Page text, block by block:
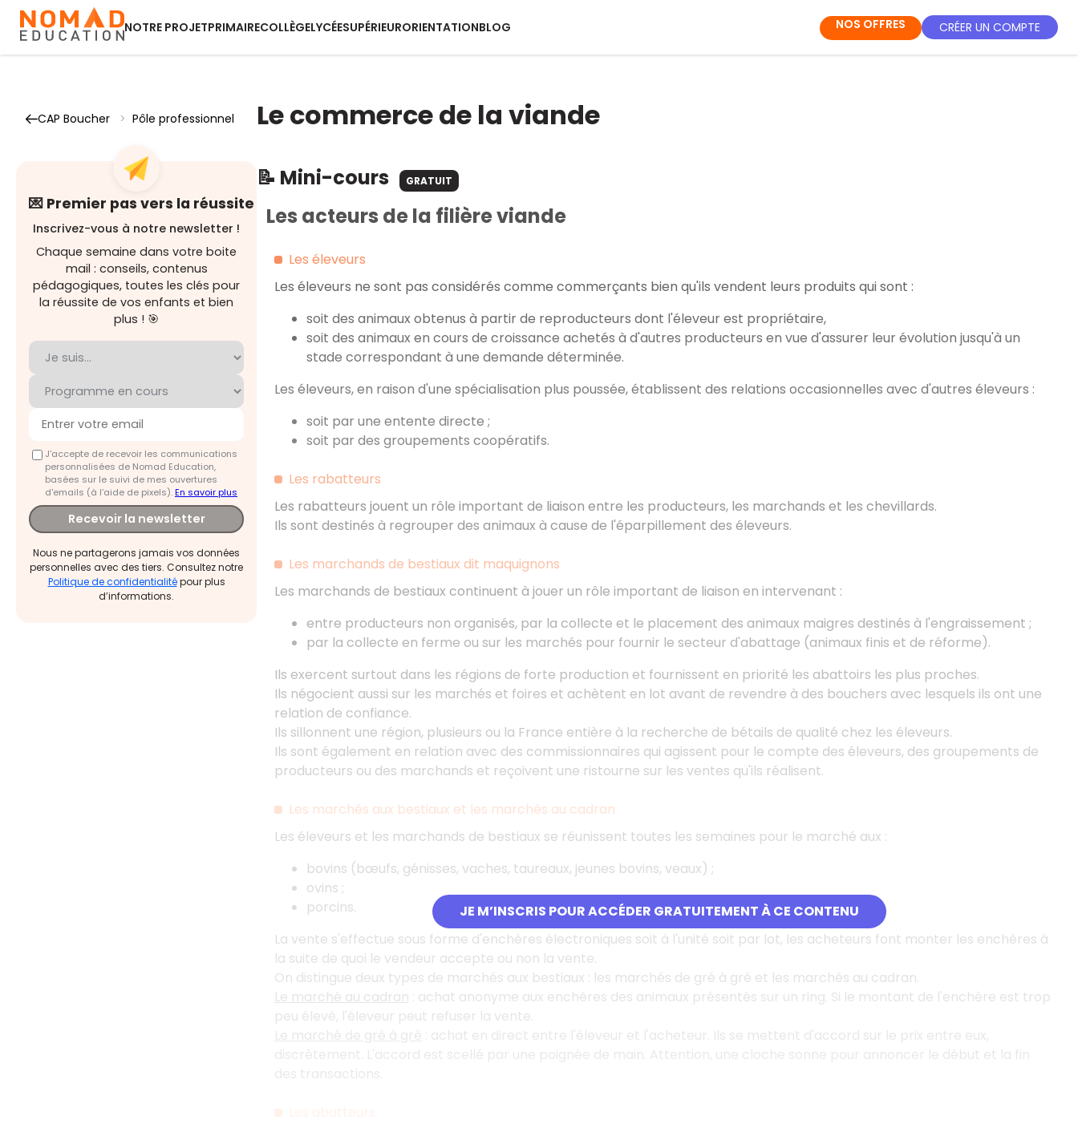
NOTRE PROJETPRIMAIRECOLLÈGELYCÉESUPÉRIEURORIENTATIONBLOG NOS OFFRES CRÉER UN COMPTE
CAP Boucher > Pôle professionnel
💌 Premier pas vers la réussite
Inscrivez-vous à notre newsletter !
Chaque semaine dans votre boite
mail : conseils, contenus
pédagogiques, toutes les clés pour
la réussite de vos enfants et bien
plus ! 🎯
J'accepte de recevoir les communications
personnalisées de Nomad Education,
basées sur le suivi de mes ouvertures
d'emails (à l’aide de pixels).En savoir plus
Recevoir la newsletter
Nous ne partagerons jamais vos données
personnelles avec des tiers. Consultez notre
Politique de confidentialitépour plus
d’informations.
Le commerce de la viande
📝 Mini-cours GRATUIT
JE M’INSCRIS POUR ACCÉDER GRATUITEMENT À CE CONTENU
Les acteurs de la filière viande
Les éleveurs
Les éleveurs ne sont pas considérés comme commerçants bien qu'ils vendent leurs produits qui sont :
soit des animaux obtenus à partir de reproducteurs dont l'éleveur est propriétaire,
soit des animaux en cours de croissance achetés à d'autres producteurs en vue d'assurer leur évolution jusqu'à un
stade correspondant à une demande déterminée.
Les éleveurs, en raison d'une spécialisation plus poussée, établissent des relations occasionnelles avec d'autres éleveurs :
soit par une entente directe ;
soit par des groupements coopératifs.
Les rabatteurs
Les rabatteurs jouent un rôle important de liaison entre les producteurs, les marchands et les chevillards.
Ils sont destinés à regrouper des animaux à cause de l'éparpillement des éleveurs.
Les marchands de bestiaux dit maquignons
Les marchands de bestiaux continuent à jouer un rôle important de liaison en intervenant :
entre producteurs non organisés, par la collecte et le placement des animaux maigres destinés à l'engraissement ;
par la collecte en ferme ou sur les marchés pour fournir le secteur d'abattage (animaux finis et de réforme).
Ils exercent surtout dans les régions de forte production et fournissent en priorité les abattoirs les plus proches.
Ils négocient aussi sur les marchés et foires et achètent en lot avant de revendre à des bouchers avec lesquels ils ont une
relation de confiance.
Ils sillonnent une région, plusieurs ou la France entière à la recherche de bétails de qualité chez les éleveurs.
Ils sont également en relation avec des commissionnaires qui agissent pour le compte des éleveurs, des groupements de
producteurs ou des marchands et reçoivent une ristourne sur les ventes qu'ils réalisent.
Les marchés aux bestiaux et les marchés au cadran
Les éleveurs et les marchands de bestiaux se réunissent toutes les semaines pour le marché aux :
bovins (bœufs, génisses, vaches, taureaux, jeunes bovins, veaux) ;
ovins ;
porcins.
La vente s'effectue sous forme d'enchères électroniques soit à l'unité soit par lot, les acheteurs font monter les enchères à
la suite de quoi le vendeur accepte ou non la vente.
On distingue deux types de marchés aux bestiaux : les marchés de gré à gré et les marchés au cadran.
Le marché au cadran : achat anonyme aux enchères des animaux présentés sur un ring. Si le montant de l'enchère est trop
peu élevé, l'éleveur peut refuser la vente.
Le marché de gré à gré
: achat en direct entre l'éleveur et l'acheteur. Ils se mettent d'accord sur le prix entre eux,